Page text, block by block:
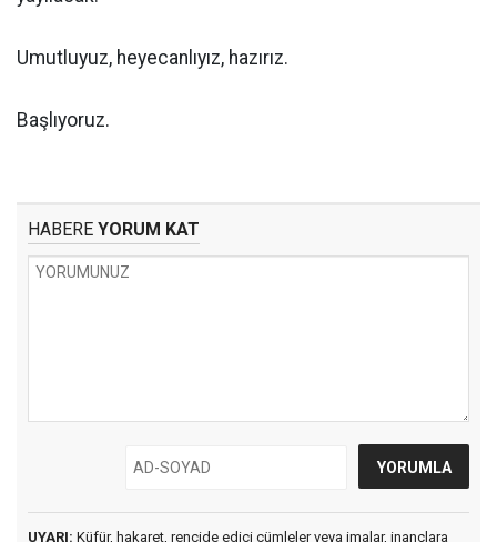
Umutluyuz, heyecanlıyız, hazırız.
Başlıyoruz.
HABERE YORUM KAT
UYARI: Küfür, hakaret, rencide edici cümleler veya imalar, inançlara